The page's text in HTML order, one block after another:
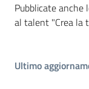
Pubblicate anche
al talent "Crea la
Ultimo